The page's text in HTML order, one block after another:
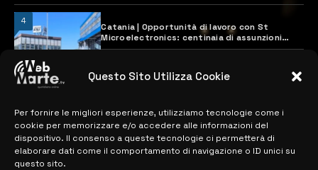
Questo Sito Utilizza Cookie
Per fornire le migliori esperienze, utilizziamo tecnologie come i
cookie per memorizzare e/o accedere alle informazioni del
dispositivo. Il consenso a queste tecnologie ci permetterà di
elaborare dati come il comportamento di navigazione o ID unici su
questo sito.
4
Catania | Opportunità di lavoro con St
Microelectronics: centinaia di assunzioni
previste
MAPPA DEL SITO
> NOTIZIE